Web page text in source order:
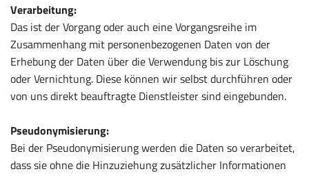
Verarbeitung:
Das ist der Vorgang oder auch eine Vorgangsreihe im
Zusammenhang mit personenbezogenen Daten von der
Erhebung der Daten über die Verwendung bis zur Löschung
oder Vernichtung. Diese können wir selbst durchführen oder
von uns direkt beauftragte Dienstleister sind eingebunden.
Pseudonymisierung:
Bei der Pseudonymisierung werden die Daten so verarbeitet,
dass sie ohne die Hinzuziehung zusätzlicher Informationen